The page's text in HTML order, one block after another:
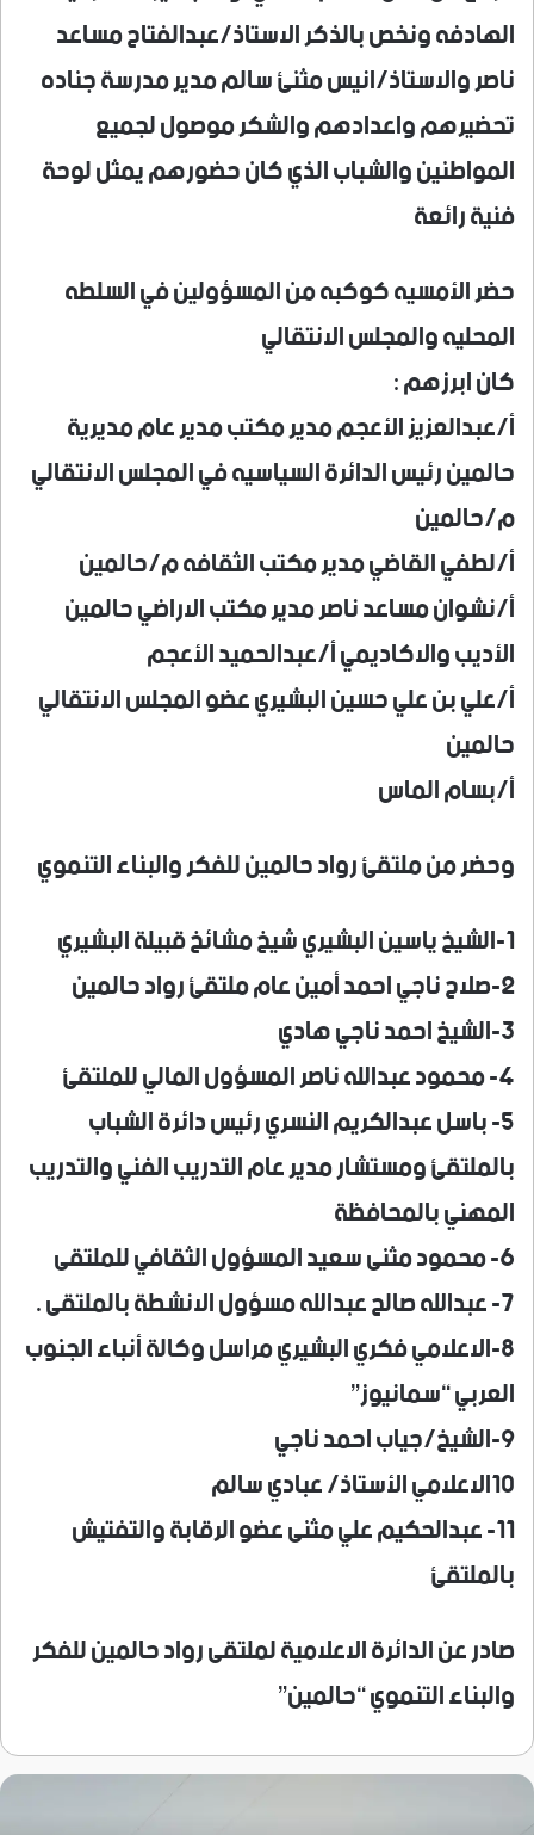
الهادفه ونخص بالذكر الاستاذ/عبدالفتاح مساعد
ناصر والاستاذ/انيس مثنئ سالم مدير مدرسة جناده
تحضيرهم واعدادهم والشكر موصول لجميع
المواطنين والشباب الذي كان حضورهم يمثل لوحة
فنية رائعة
حضر الأمسيه كوكبه من المسؤولين في السلطه
المحليه والمجلس الانتقالي
كان ابرزهم :
أ/عبدالعزيز الأعجم مدير مكتب مدير عام مديرية
حالمين رئيس الدائرة السياسيه في المجلس الانتقالي
م/حالمين
أ/لطفي القاضي مدير مكتب الثقافه م/حالمين
أ/نشوان مساعد ناصر مدير مكتب الاراضي حالمين
الأديب والاكاديمي أ/عبدالحميد الأعجم
أ/علي بن علي حسين البشيري عضو المجلس الانتقالي
حالمين
أ/بسام الماس
وحضر من ملتقئ رواد حالمين للفكر والبناء التنموي
1-الشيخ ياسين البشيري شيخ مشائخ قبيلة البشيري
2-صلاح ناجي احمد أمين عام ملتقئ رواد حالمين
3-الشيخ احمد ناجي هادي
4- محمود عبدالله ناصر المسؤول المالي للملتقئ
5- باسل عبدالكريم النسري رئيس دائرة الشباب
بالملتقئ ومستشار مدير عام التدريب الفني والتدريب
المهني بالمحافظة
6- محمود مثنى سعيد المسؤول الثقافي للملتقى
7- عبدالله صالح عبدالله مسؤول الانشطة بالملتقى .
8-الاعلامي فكري البشيري مراسل وكالة أنباء الجنوب
العربي “سمانيوز”
9-الشيخ/جياب احمد ناجي
10الاعلامي الأستاذ/ عبادي سالم
11- عبدالحكيم علي مثنى عضو الرقابة والتفتيش
بالملتقئ
صادر عن الدائرة الاعلامية لملتقى رواد حالمين للفكر
والبناء التنموي “حالمين”